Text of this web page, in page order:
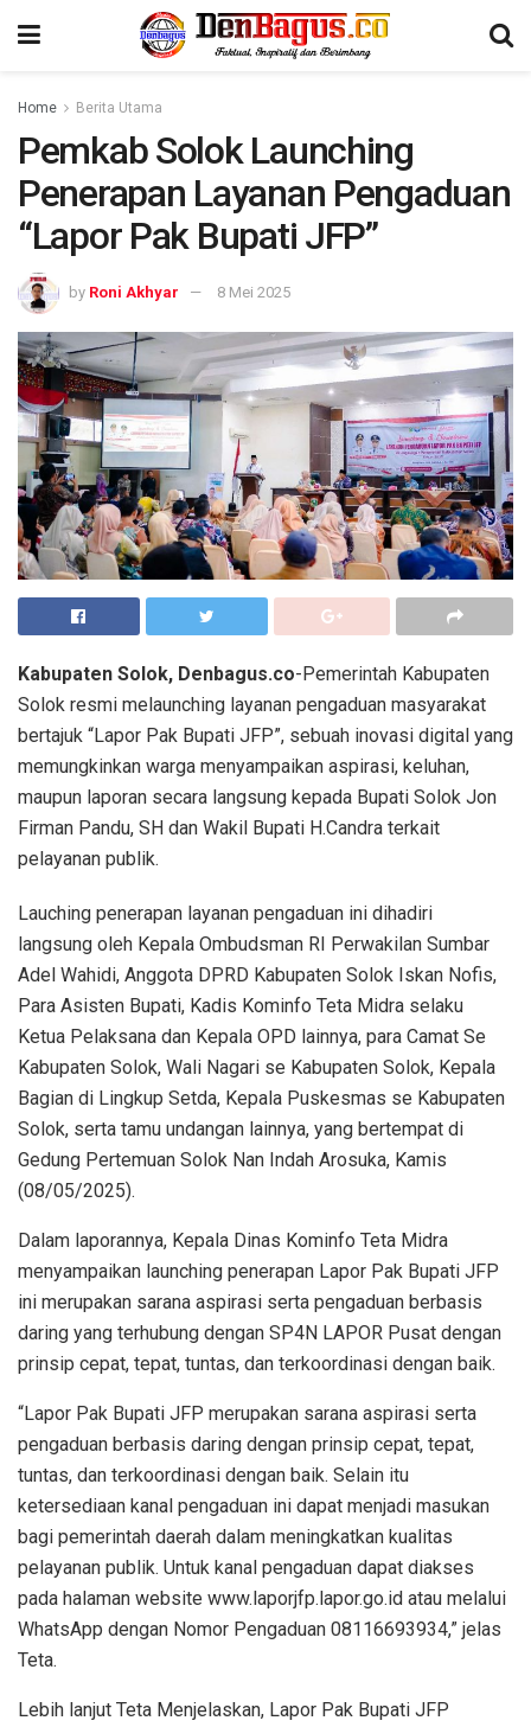
Home Berita Utama
Pemkab Solok Launching
Penerapan Layanan Pengaduan
“Lapor Pak Bupati JFP”
by Roni Akhyar 8 Mei 2025
Kabupaten Solok, Denbagus.co-Pemerintah Kabupaten
Solok resmi melaunching layanan pengaduan masyarakat
bertajuk “Lapor Pak Bupati JFP”, sebuah inovasi digital yang
memungkinkan warga menyampaikan aspirasi, keluhan,
maupun laporan secara langsung kepada Bupati Solok Jon
Firman Pandu, SH dan Wakil Bupati H.Candra terkait
pelayanan publik.
Lauching penerapan layanan pengaduan ini dihadiri
langsung oleh Kepala Ombudsman RI Perwakilan Sumbar
Adel Wahidi, Anggota DPRD Kabupaten Solok Iskan Nofis,
Para Asisten Bupati, Kadis Kominfo Teta Midra selaku
Ketua Pelaksana dan Kepala OPD lainnya, para Camat Se
Kabupaten Solok, Wali Nagari se Kabupaten Solok, Kepala
Bagian di Lingkup Setda, Kepala Puskesmas se Kabupaten
Solok, serta tamu undangan lainnya, yang bertempat di
Gedung Pertemuan Solok Nan Indah Arosuka, Kamis
(08/05/2025).
Dalam laporannya, Kepala Dinas Kominfo Teta Midra
menyampaikan launching penerapan Lapor Pak Bupati JFP
ini merupakan sarana aspirasi serta pengaduan berbasis
daring yang terhubung dengan SP4N LAPOR Pusat dengan
prinsip cepat, tepat, tuntas, dan terkoordinasi dengan baik.
“Lapor Pak Bupati JFP merupakan sarana aspirasi serta
pengaduan berbasis daring dengan prinsip cepat, tepat,
tuntas, dan terkoordinasi dengan baik. Selain itu
ketersediaan kanal pengaduan ini dapat menjadi masukan
bagi pemerintah daerah dalam meningkatkan kualitas
pelayanan publik. Untuk kanal pengaduan dapat diakses
pada halaman website www.laporjfp.lapor.go.id atau melalui
WhatsApp dengan Nomor Pengaduan 08116693934,” jelas
Teta.
Lebih lanjut Teta Menjelaskan, Lapor Pak Bupati JFP